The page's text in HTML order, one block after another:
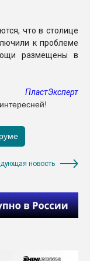
что в столице
к проблеме
размещены в
ПластЭксперт
новость